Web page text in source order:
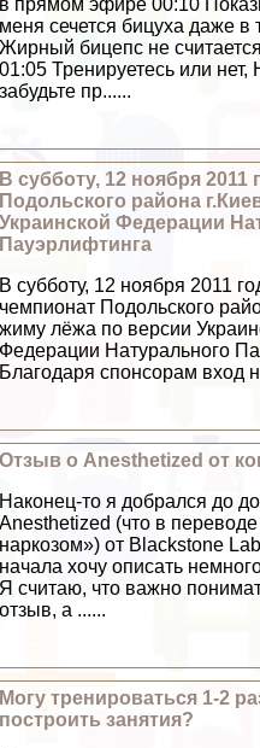
меня сечется бицуха даже в
Жирный бицепс не
01:05 Тренируетесь или
забудьте пр......
В субботу, 12 ноября 2011
Подольского района
Украинской Федерации
Пауэрлифтинга
В субботу, 12 ноября 2011
чемпионат Подольского
жиму лёжа по версии
Федерации Натурального
Благодаря спонсорам вход
Отзыв о Anesthetized от
Наконец-то я добрался до
Anesthetized (что в
наркозом») от Blackstone
начала хочу описать
Я считаю, что важно
отзыв, а ......
Могу тренироваться 1-2
построить занятия?